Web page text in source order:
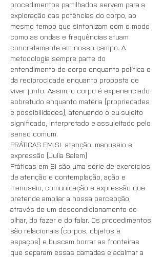
procedimentos partilhados servem para a
exploração das potências do corpo, ao
mesmo tempo que sintonizam com o modo
como as ondas e frequências atuam
concretamente em nosso campo. A
metodologia sempre parte do
entendimento de corpo enquanto política e
da reciprocidade enquanto proposta de
viver junto. Assim, o corpo é experienciado
sobretudo enquanto matéria (propriedades
e possibilidades), atenuando o eu-sujeito
significado, interpretado e assujeitado pelo
senso comum.
PRÁTICAS EM SI  atenção, manuseio e
expressão (Julia Salem)
Práticas em Si são uma série de exercícios
de atenção e contemplação, ação e
manuseio, comunicação e expressão que
pretende ampliar a nossa percepção,
através de um descondicionamento do
olhar, do fazer e do falar. Os procedimentos
são relacionais (corpos, objetos e
espaços) e buscam borrar as fronteiras
que separam essas camadas e acalmar a